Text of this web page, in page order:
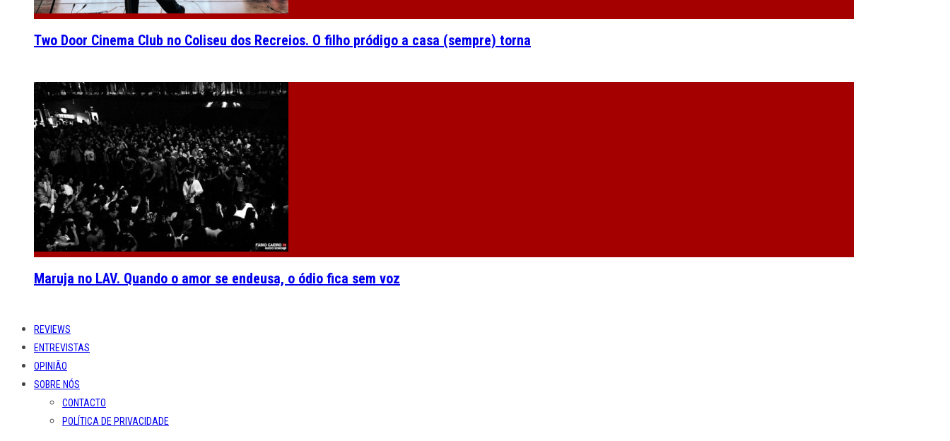
Two Door Cinema Club no Coliseu dos Recreios. O filho pródigo a casa (sempre) torna
Maruja no LAV. Quando o amor se endeusa, o ódio fica sem voz
REVIEWS
ENTREVISTAS
OPINIÃO
SOBRE NÓS
CONTACTO
POLÍTICA DE PRIVACIDADE